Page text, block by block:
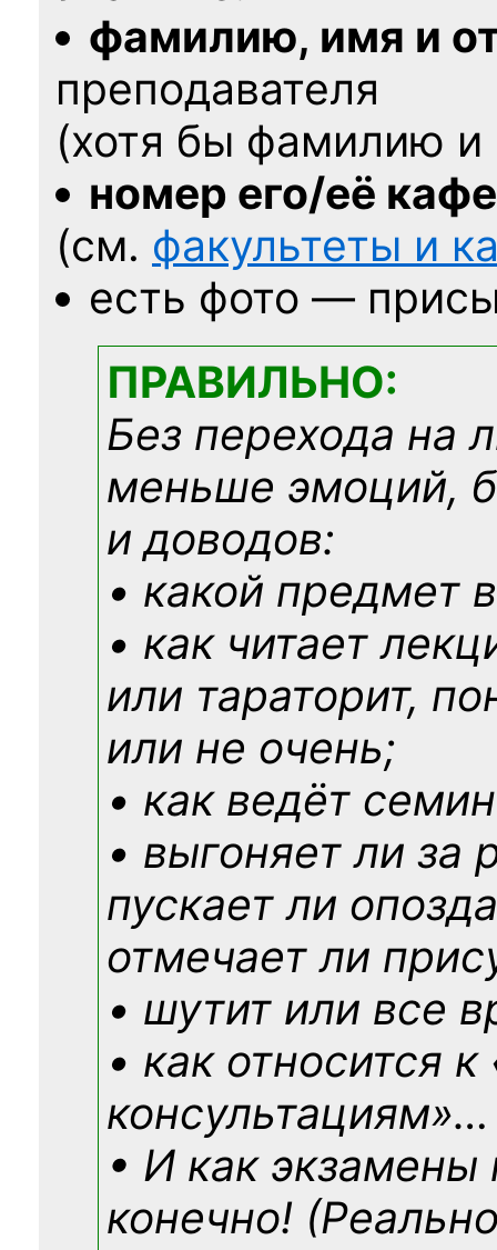
фамилию, имя и
преподавателя
(хотя бы фамилию
номер его/её
(см. факультеты и
есть фото —
ПРАВИЛЬНО:
Без перехода на
меньше эмоций,
и доводов:
• какой предмет
• как читает
или тараторит,
или не очень;
• как ведёт
• выгоняет ли за
пускает ли
отмечает ли
• шутит или все
• как относится
консультациям»…
• И как экзамены
конечно!